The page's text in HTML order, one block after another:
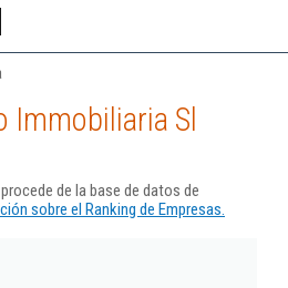
Immobiliaria Sl
de la base de datos de
sobre el Ranking de Empresas.